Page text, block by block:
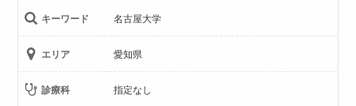
キーワード 名古屋大学
エリア 愛知県
診療科 指定なし